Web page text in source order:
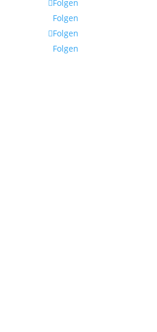
Folgen
Folgen
Folgen
Folgen